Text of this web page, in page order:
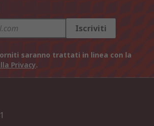
Iscriviti
saranno trattati in linea con la
Privacy.